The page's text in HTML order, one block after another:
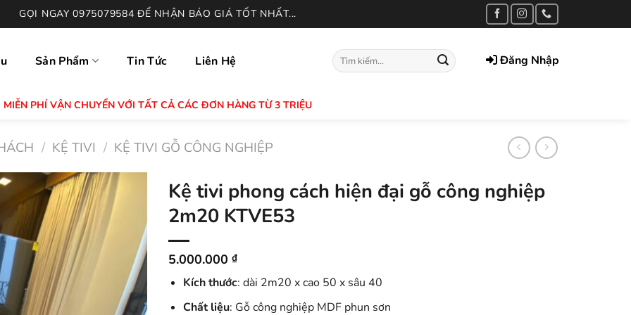
GỌI NGAY 0975079584 ĐỂ NHẬN BÁO GIÁ TỐT NHẤT...
Sản Phẩm Tin Tức Liên Hệ
Tìm
kiếm:
Đăng Nhập
MIỄN PHÍ VẬN CHUYỂN VỚI TẤT CẢ CÁC ĐƠN HÀNG TỪ 3 TRIỆU
/ KỆ TIVI / KỆ TIVI GỖ CÔNG NGHIỆP
Kệ tivi phong cách hiện đại gỗ công nghiệp
2m20 KTVE53
5.000.000 ₫
Kích thước: dài 2m20 x cao 50 x sâu 40
Chất liệu: Gỗ công nghiệp MDF phun sơn